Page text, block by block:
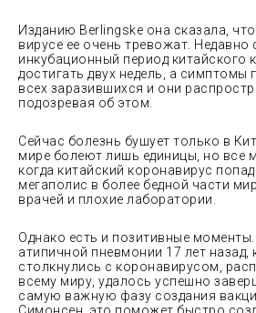
Изданию Berlingske она сказала,
вирусе ее очень тревожат. Недавно
инкубационный период китайского
достигать двух недель, а симптомы
всех заразившихся и они
подозревая об этом.
Сейчас болезнь бушует только в
мире болеют лишь единицы, но все
когда китайский коронавирус
мегаполис в более бедной части
врачей и плохие лаборатории.
Однако есть и позитивные
атипичной пневмонии 17 лет назад,
столкнулись с коронавирусом,
всему миру, удалось успешно
самую важную фазу создания
Симонсен, это поможет быстро